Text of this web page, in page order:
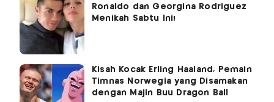
Ronaldo dan Georgina Rodriguez
Menikah Sabtu Ini!
Kisah Kocak Erling Haaland, Pemain
Timnas Norwegia yang Disamakan
dengan Majin Buu Dragon Ball